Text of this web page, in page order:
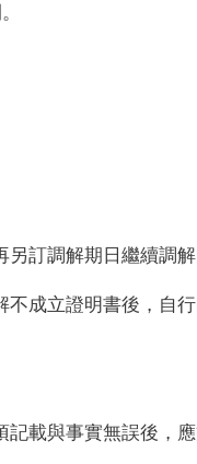
訂調解期日繼續調解
成立證明書後，自
載與事實無誤後，應